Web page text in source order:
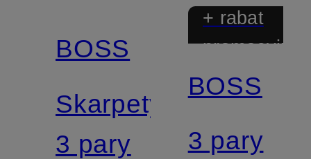
BOSS
Skarpety,
3 pary
+ rabat
promocyjny
BOSS
3 pary